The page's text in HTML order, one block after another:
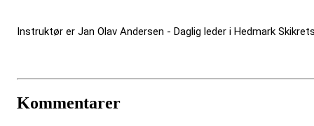
Instruktør er Jan Olav Andersen - Daglig leder i Hedmark
Kommentarer